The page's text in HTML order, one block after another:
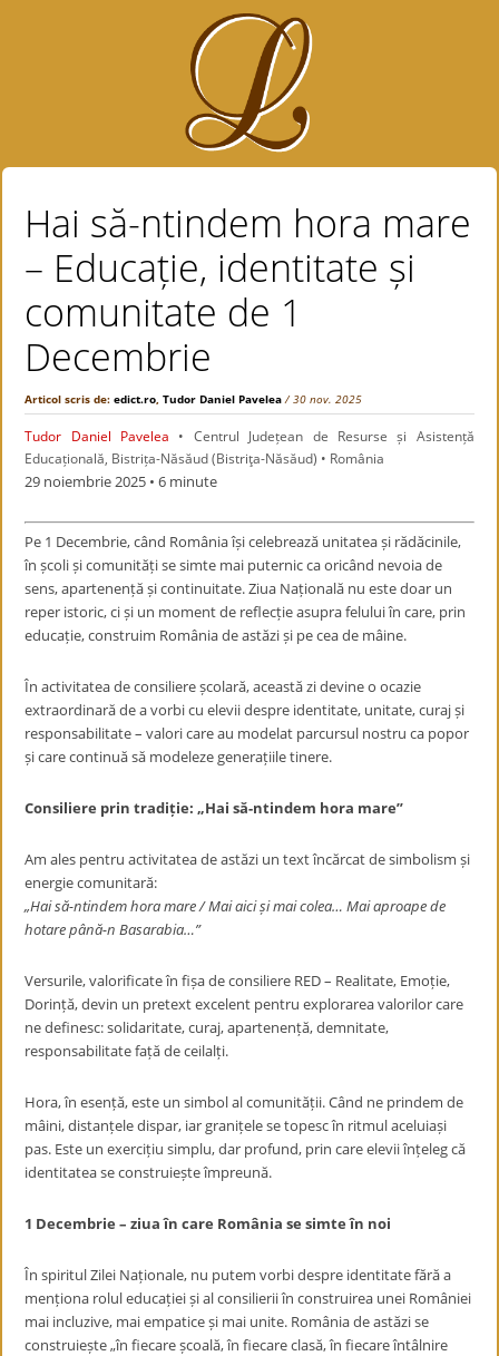
Hai să-ntindem hora mare
– Educație, identitate și
comunitate de 1
Decembrie
Articol scris de:edict.ro,Tudor Daniel Pavelea / 30 nov. 2025
Tudor Daniel Pavelea • Centrul Județean de Resurse și Asistență
Educațională, Bistrița-Năsăud (Bistriţa-Năsăud) • România
29 noiembrie 2025 • 6 minute
Pe 1 Decembrie, când România își celebrează unitatea și rădăcinile,
în școli și comunități se simte mai puternic ca oricând nevoia de
sens, apartenență și continuitate. Ziua Națională nu este doar un
reper istoric, ci și un moment de reflecție asupra felului în care, prin
educație, construim România de astăzi și pe cea de mâine.
În activitatea de consiliere școlară, această zi devine o ocazie
extraordinară de a vorbi cu elevii despre identitate, unitate, curaj și
responsabilitate – valori care au modelat parcursul nostru ca popor
și care continuă să modeleze generațiile tinere.
Consiliere prin tradiție: „Hai să-ntindem hora mare”
Am ales pentru activitatea de astăzi un text încărcat de simbolism și
energie comunitară:
„Hai să-ntindem hora mare / Mai aici și mai colea… Mai aproape de
hotare până-n Basarabia…”
Versurile, valorificate în fișa de consiliere RED – Realitate, Emoție,
Dorință, devin un pretext excelent pentru explorarea valorilor care
ne definesc: solidaritate, curaj, apartenență, demnitate,
responsabilitate față de ceilalți.
Hora, în esență, este un simbol al comunității. Când ne prindem de
mâini, distanțele dispar, iar granițele se topesc în ritmul aceluiași
pas. Este un exercițiu simplu, dar profund, prin care elevii înțeleg că
identitatea se construiește împreună.
1 Decembrie – ziua în care România se simte în noi
În spiritul Zilei Naționale, nu putem vorbi despre identitate fără a
menționa rolul educației și al consilierii în construirea unei României
mai incluzive, mai empatice și mai unite. România de astăzi se
construiește „în fiecare școală, în fiecare clasă, în fiecare întâlnire